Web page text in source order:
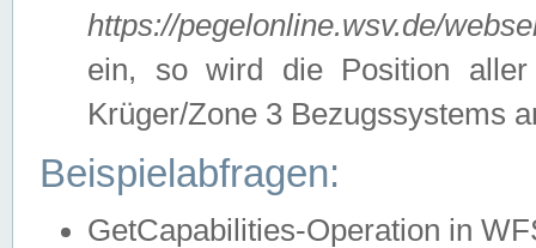
https://pegelonline.wsv.de/
ein, so wird die Position
Krüger/Zone 3 Bezugssystems
Beispielabfragen:
GetCapabilities-Operation in